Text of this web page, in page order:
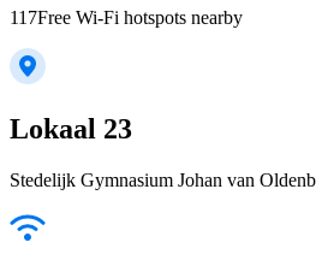
117Free Wi-Fi hotspots nearby
Lokaal 23
Stedelijk Gymnasium Johan van